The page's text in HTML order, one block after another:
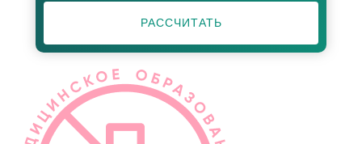
РАССЧИТАТЬ